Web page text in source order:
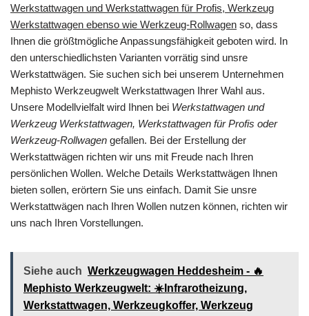
Werkstattwagen und Werkstattwagen für Profis, Werkzeug
Werkstattwagen ebenso wie Werkzeug-Rollwagen so, dass
Ihnen die größtmögliche Anpassungsfähigkeit geboten wird. In
den unterschiedlichsten Varianten vorrätig sind unsre
Werkstattwägen. Sie suchen sich bei unserem Unternehmen
Mephisto Werkzeugwelt Werkstattwagen Ihrer Wahl aus.
Unsere Modellvielfalt wird Ihnen bei Werkstattwagen und
Werkzeug Werkstattwagen, Werkstattwagen für Profis oder
Werkzeug-Rollwagen gefallen. Bei der Erstellung der
Werkstattwägen richten wir uns mit Freude nach Ihren
persönlichen Wollen. Welche Details Werkstattwägen Ihnen
bieten sollen, erörtern Sie uns einfach. Damit Sie unsre
Werkstattwägen nach Ihren Wollen nutzen können, richten wir
uns nach Ihren Vorstellungen.
Siehe auch Werkzeugwagen Heddesheim - 🔥
Mephisto Werkzeugwelt: ☀️Infrarotheizung,
Werkstattwagen, Werkzeugkoffer, Werkzeug